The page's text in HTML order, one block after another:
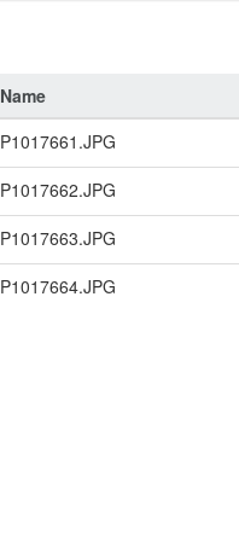
Name
P1017661.JPG
P1017662.JPG
P1017663.JPG
P1017664.JPG